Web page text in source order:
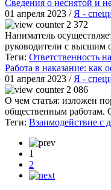
Сведения о неснятой и
01 апреля 2023 /Я -
2 372
Наниматель
руководители с высшим
Теги: Ответственность
Работа в наказание:
01 апреля 2023 /Я -
2 086
О чем статья: изложен
общественным работам.
Теги: Взаимодействие с
1
2